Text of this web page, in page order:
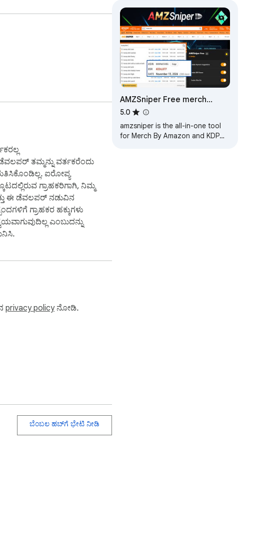
ತಮ್ಮನ್ನು ವರ್ತಕರೆಂದು
ಐರೋಪ್ಯ
ಗ್ರಾಹಕರಿಗಾಗಿ, ನಿಮ್ಮ
ಈ ಡೆವಲಪರ್ ನಡುವಿನ
ಗ್ರಾಹಕರ ಹಕ್ಕುಗಳು
ಎಂಬುದನ್ನು
privacy policyನೋಡಿ.
ಬೆಂಬಲ ಹಬ್‌ಗೆ ಭೇಟಿ ನೀಡಿ
click.
AMZSniper Free merch
Amazon & kdp Quick View
5.0
amzsniper is the all-in-one tool
for Merch By Amazon and KDP